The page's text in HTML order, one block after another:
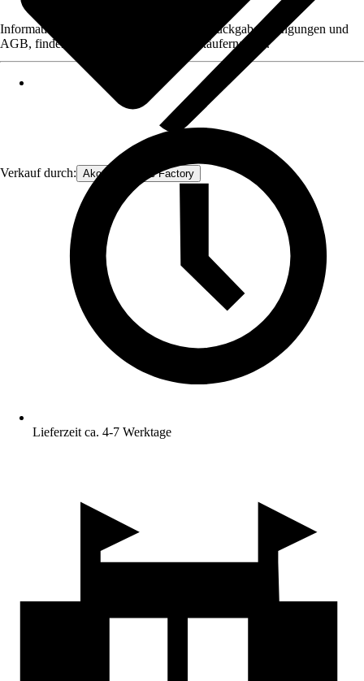
Verkauf durch: Akord Furniture Factory
Informationen des Verkäufers, wie z. B. Rückgabebedingungen und
AGB, finden Sie bei Klick auf den Verkäufernamen.
Lieferzeit ca. 4-7 Werktage